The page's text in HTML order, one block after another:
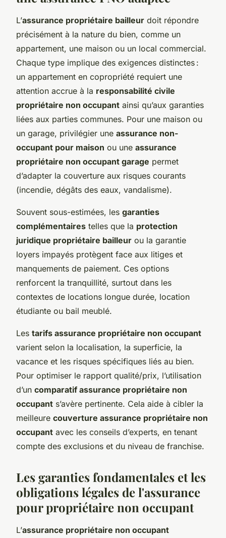
L’assurance propriétaire bailleur doit répondre
précisément à la nature du bien, comme un
appartement, une maison ou un local commercial.
Chaque type implique des exigences distinctes :
un appartement en copropriété requiert une
attention accrue à la responsabilité civile
propriétaire non occupant ainsi qu’aux garanties
liées aux parties communes. Pour une maison ou
un garage, privilégier une assurance non-
occupant pour maison ou une assurance
propriétaire non occupant garage permet
d’adapter la couverture aux risques courants
(incendie, dégâts des eaux, vandalisme).
Souvent sous-estimées, les garanties
complémentaires telles que la protection
juridique propriétaire bailleur ou la garantie
loyers impayés protègent face aux litiges et
manquements de paiement. Ces options
renforcent la tranquillité, surtout dans les
contextes de locations longue durée, location
étudiante ou bail meublé.
Les tarifs assurance propriétaire non occupant
varient selon la localisation, la superficie, la
vacance et les risques spécifiques liés au bien.
Pour optimiser le rapport qualité/prix, l’utilisation
d’un comparatif assurance propriétaire non
occupant s’avère pertinente. Cela aide à cibler la
meilleure couverture assurance propriétaire non
occupant avec les conseils d’experts, en tenant
compte des exclusions et du niveau de franchise.
Les garanties fondamentales et les
obligations légales de l'assurance
pour propriétaire non occupant
L’assurance propriétaire non occupant